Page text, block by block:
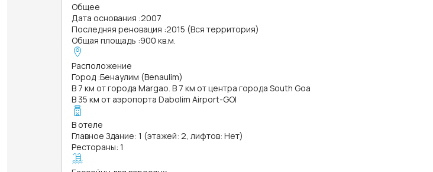
Общее
Дата основания :2007
Последняя реновация :2015 (Вся территория)
Общая площадь :900 кв.м.
Расположение
Город :Бенаулим (Benaulim)
В 7 км от города Margao. В 7 км от центра города South Goa
В 35 км от аэропорта Dabolim Airport-GOI
В отеле
Главное Здание: 1 (этажей: 2, лифтов: Нет)
Рестораны: 1